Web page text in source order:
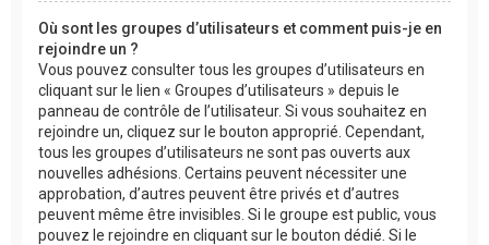
Où sont les groupes d’utilisateurs et comment puis-je en
rejoindre un ?
Vous pouvez consulter tous les groupes d’utilisateurs en
cliquant sur le lien « Groupes d’utilisateurs » depuis le
panneau de contrôle de l’utilisateur. Si vous souhaitez en
rejoindre un, cliquez sur le bouton approprié. Cependant,
tous les groupes d’utilisateurs ne sont pas ouverts aux
nouvelles adhésions. Certains peuvent nécessiter une
approbation, d’autres peuvent être privés et d’autres
peuvent même être invisibles. Si le groupe est public, vous
pouvez le rejoindre en cliquant sur le bouton dédié. Si le